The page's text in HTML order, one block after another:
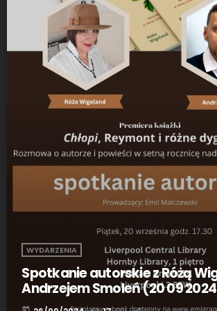
WYDARZENIA
Spotkanie autorskie z Różą
Andrzejem Smoleń (20 09